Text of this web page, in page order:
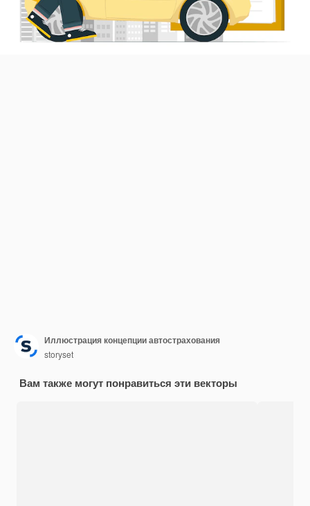
Иллюстрация концепции автострахования
storyset
Вам также могут понравиться эти векторы